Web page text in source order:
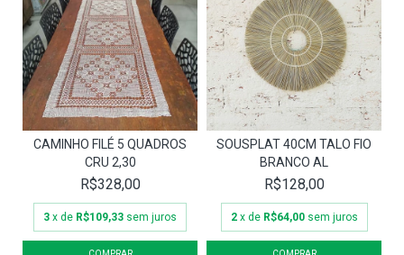
CAMINHO FILÉ 5 QUADROS
CRU 2,30
R$328,00
3 x de R$109,33 sem juros
SOUSPLAT 40CM TALO FIO
BRANCO AL
R$128,00
2 x de R$64,00 sem juros